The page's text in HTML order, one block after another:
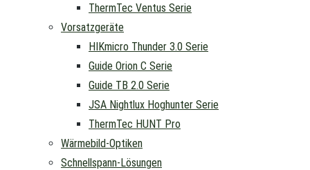
ThermTec Ventus Serie
Vorsatzgeräte
HIKmicro Thunder 3.0 Serie
Guide Orion C Serie
Guide TB 2.0 Serie
JSA Nightlux Hoghunter Serie
ThermTec HUNT Pro
Wärmebild-Optiken
Schnellspann-Lösungen